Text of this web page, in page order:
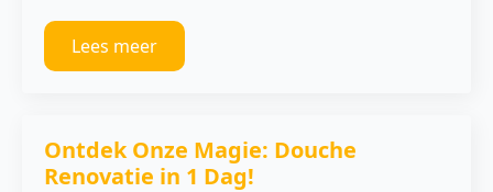
Lees meer
Ontdek Onze Magie: Douche
Renovatie in 1 Dag!